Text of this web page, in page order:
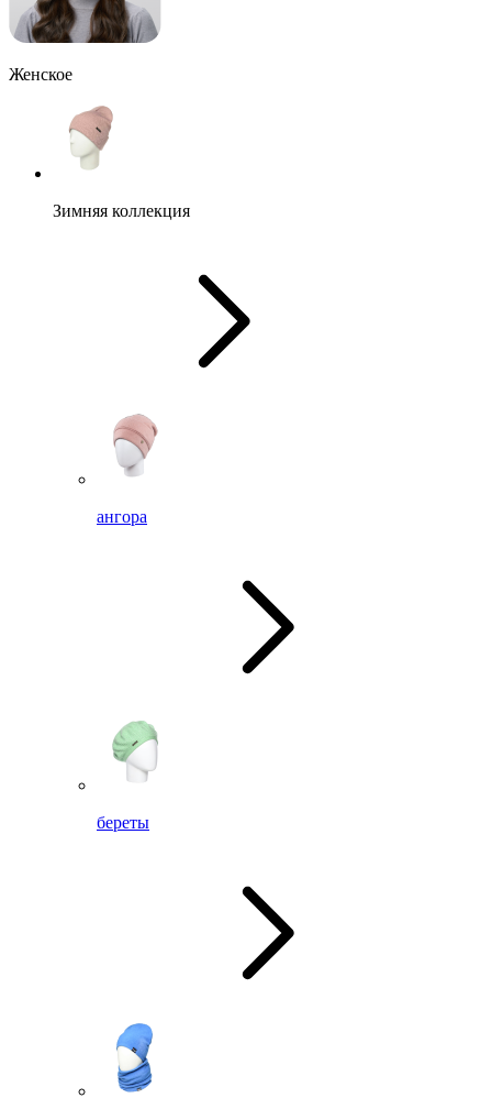
Женское
Зимняя коллекция
ангора
береты